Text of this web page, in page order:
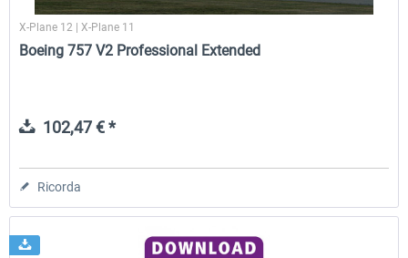
X-Plane 12 | X-Plane 11
Boeing 757 V2 Professional Extended
102,47 € *
Ricorda